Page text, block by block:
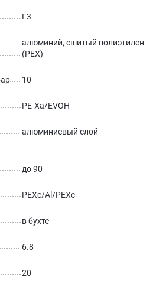
Г3
алюминий, сшитый полиэтилен
(PEX)
10
PE-Xa/EVOH
алюминиевый слой
до 90
PEXc/Al/PEXc
в бухте
6.8
20